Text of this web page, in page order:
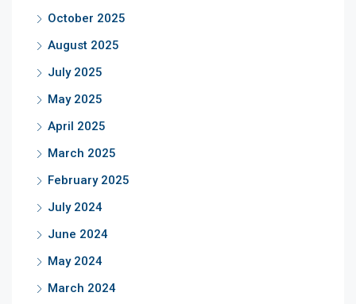
October 2025
August 2025
July 2025
May 2025
April 2025
March 2025
February 2025
July 2024
June 2024
May 2024
March 2024